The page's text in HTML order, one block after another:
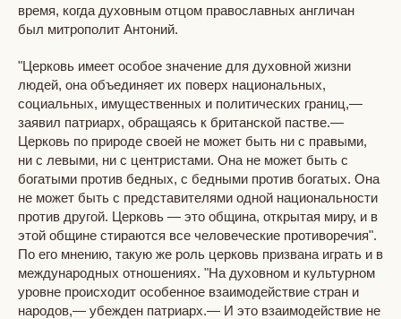
время, когда духовным отцом православных англичан
был митрополит Антоний.
"Церковь имеет особое значение для духовной жизни
людей, она объединяет их поверх национальных,
социальных, имущественных и политических границ,—
заявил патриарх, обращаясь к британской пастве.—
Церковь по природе своей не может быть ни с правыми,
ни с левыми, ни с центристами. Она не может быть с
богатыми против бедных, с бедными против богатых. Она
не может быть с представителями одной национальности
против другой. Церковь — это община, открытая миру, и в
этой общине стираются все человеческие противоречия".
По его мнению, такую же роль церковь призвана играть и в
международных отношениях. "На духовном и культурном
уровне происходит особенное взаимодействие стран и
народов,— убежден патриарх.— И это взаимодействие не